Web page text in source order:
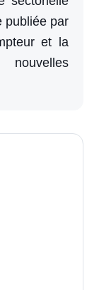
publiée par
et la